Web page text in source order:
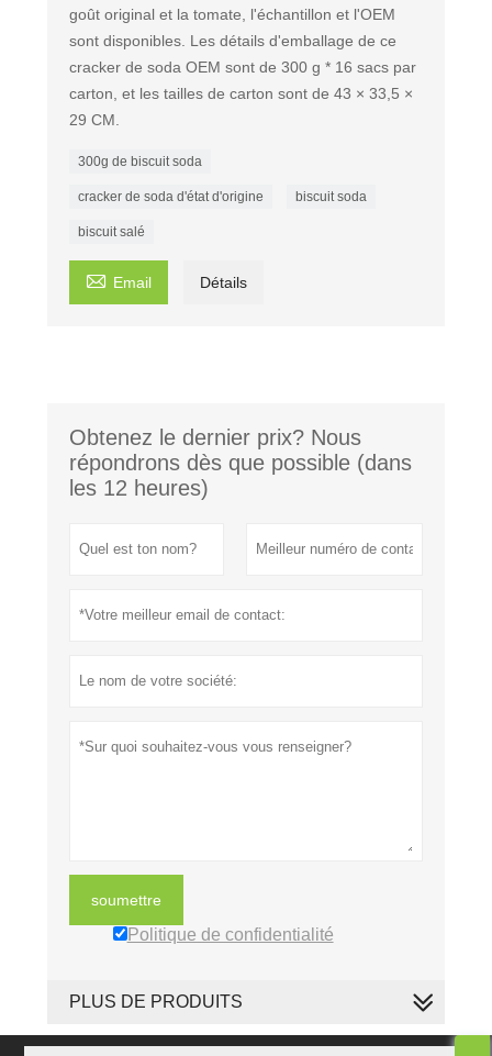
goût original et la tomate, l'échantillon et l'OEM
sont disponibles. Les détails d'emballage de ce
cracker de soda OEM sont de 300 g * 16 sacs par
carton, et les tailles de carton sont de 43 × 33,5 ×
29 CM.
300g de biscuit soda
cracker de soda d'état d'origine biscuit soda
biscuit salé
 Email Détails
Obtenez le dernier prix? Nous
répondrons dès que possible (dans
les 12 heures)
soumettre
Politique de confidentialité
PLUS DE PRODUITS